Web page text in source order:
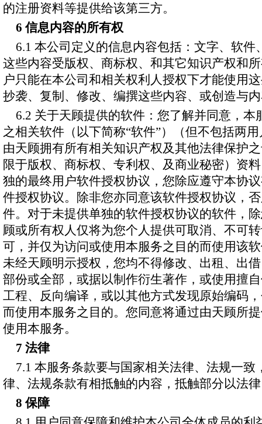
的注册资料等提供给该第三方。
6 信息内容的所有权
6.1 本公司定义的信息内容包括：文字、软
这些内容受版权、商标权、和其它知识产权和
户只能在本公司和相关权利人授权下才能使用
抄袭、复制、修改、编撰这些内容、或创造与
6.2 关于天顾提供的软件：您了解并同意，
之相关软件（以下简称“软件”）（但不包括两
由天顾拥有所有相关知识产权及其他法律保护
限于版权、商标权、专利权、及商业秘密）资
独的最终用户软件授权协议，您除应遵守本协
件授权协议。除非您亦同意该软件授权协议，
件。对于未提供单独的软件授权协议的软件，
顾或所有权人仅将为您个人提供可取消、不可
可，并仅为访问或使用本服务之目的而使用该
未经天顾明示授权，您均不得修改、出租、出
部份或全部，或据以制作衍生著作，或使用擅
工程、反向编译，或以其他方式发现原始编码
而使用本服务之目的。您同意将通过由天顾所
使用本服务。
7 法律
7.1 本服务条款要与国家相关法律、法规一
律、法规条款有相抵触的内容，抵触部分以法
8 保障